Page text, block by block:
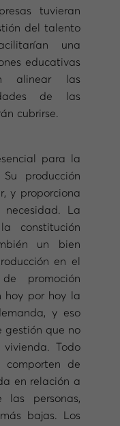
tuvieran
del talento
una
educativas
alinear las
de las
cubrirse.
para la
producción
y proporciona
La
constitución
un bien
en el
promoción
hoy por hoy la
y eso
gestión que no
Todo
comporten de
en relación a
las personas,
bajas. Los